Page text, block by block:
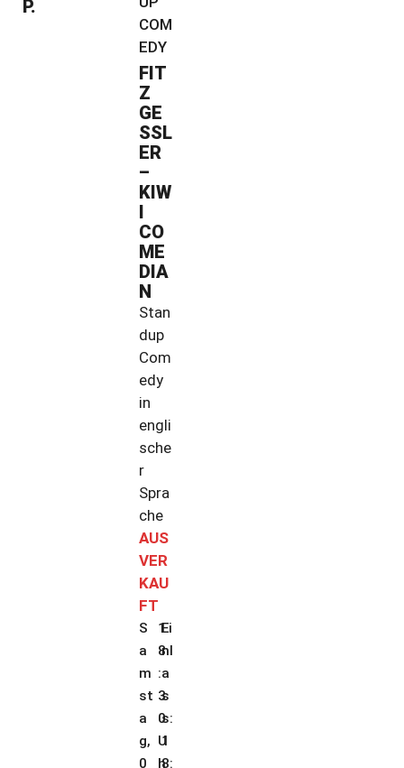
P.
COM
EDY
FIT
Z
GE
SSL
ER
–
KIW
I
CO
ME
DIA
N
Stan
dup
Com
edy
in
engli
sche
r
Spra
che
AUS
VER
KAU
FT
S
a
m
st
a
g,
0
1
8
:
3
0
U
h
Ei
nl
a
s
s:
1
8: